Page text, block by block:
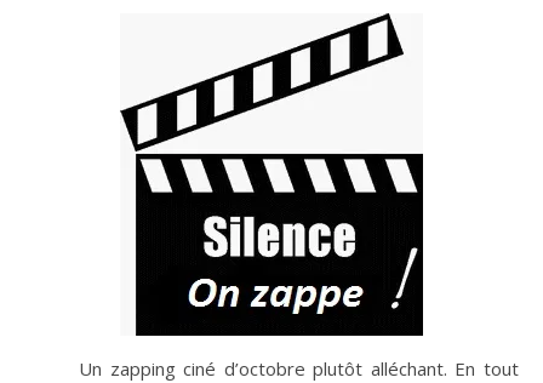
Un zapping ciné d’octobre plutôt alléchant. En tout